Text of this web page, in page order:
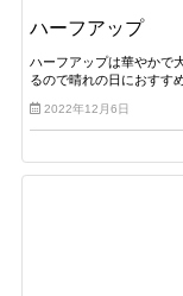
ハーフアップ
ハーフアップは華やかで
るので晴れの日におすす
2022年12月6日